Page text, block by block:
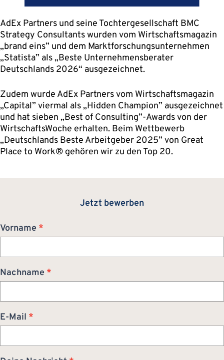
AdEx Partners und seine Tochtergesellschaft BMC
Strategy Consultants wurden vom Wirtschaftsmagazin
„brand eins” und dem Marktforschungsunternehmen
„Statista” als „Beste Unternehmensberater
Deutschlands 2026“ ausgezeichnet.
Zudem wurde AdEx Partners vom Wirtschaftsmagazin
„Capital” viermal als „Hidden Champion” ausgezeichnet
und hat sieben „Best of Consulting”-Awards von der
WirtschaftsWoche erhalten. Beim Wettbewerb
„Deutschlands Beste Arbeitgeber 2025” von Great
Place to Work® gehören wir zu den Top 20.
Jetzt bewerben
Bewerbung
Vorname *
Nachname *
E-Mail *